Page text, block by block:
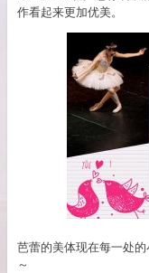
作看起来更加优美。
芭蕾的美体现在每一处
～